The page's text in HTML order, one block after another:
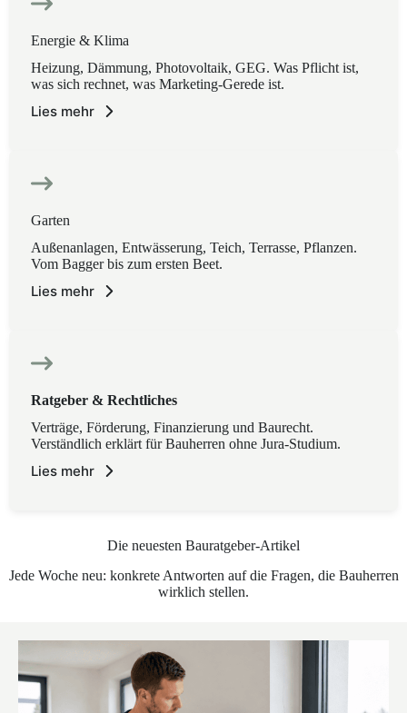
Energie & Klima
Heizung, Dämmung, Photovoltaik, GEG. Was Pflicht ist,
was sich rechnet, was Marketing-Gerede ist.
Lies mehr
Garten
Außenanlagen, Entwässerung, Teich, Terrasse, Pflanzen.
Vom Bagger bis zum ersten Beet.
Lies mehr
Ratgeber & Rechtliches
Verträge, Förderung, Finanzierung und Baurecht.
Verständlich erklärt für Bauherren ohne Jura-Studium.
Lies mehr
Die neuesten Bauratgeber-Artikel
Jede Woche neu: konkrete Antworten auf die Fragen, die Bauherren
wirklich stellen.